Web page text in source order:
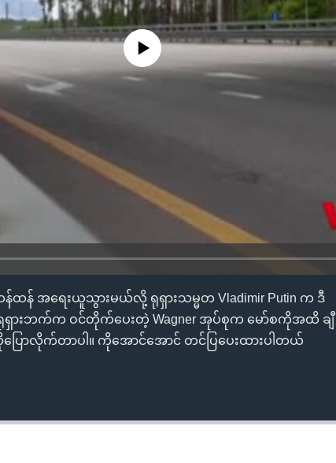
No media source currently available
န်ထန် အရေးယူသွားမယ်လို့ ရုရှားသမ္မတ Vladimir Putin က ဒီ
ားဘက်က ဝင်တိုက်ပေးတဲ့ Wagner အုပ်စုက မော်စကိုအထိ ချီ
ြောလိုက်တာပါ။ ကိုအောင်အောင် တင်ပြပေးထားပါတယ်